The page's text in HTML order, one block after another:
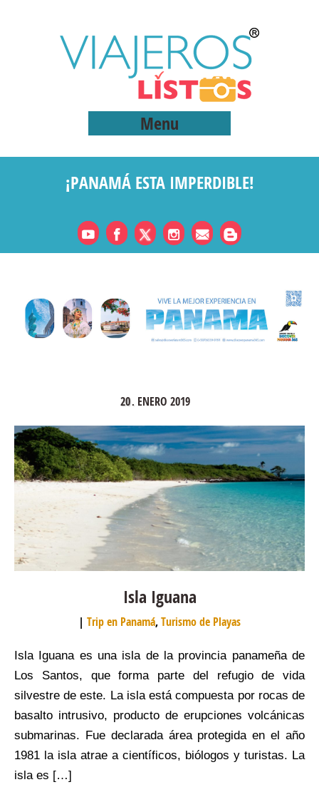
Menu
¡PANAMÁ ESTA IMPERDIBLE!
20. ENERO 2019
Isla Iguana
Trip en Panamá,Turismo de Playas
Isla Iguana es una isla de la provincia panameña de
Los Santos, que forma parte del refugio de vida
silvestre de este. La isla está compuesta por rocas de
basalto intrusivo, producto de erupciones volcánicas
submarinas. Fue declarada área protegida en el año
1981 la isla atrae a científicos, biólogos y turistas. La
isla es […]